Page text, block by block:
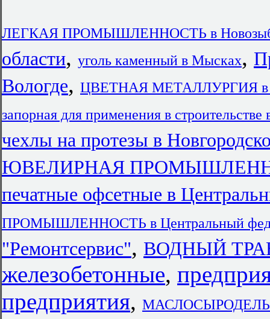
ЛЕГКАЯ ПРОМЫШЛЕННОСТЬ в
области, уголь каменный в Мысках,
Вологде, ЦВЕТНАЯ МЕТАЛЛУРГИЯ в
запорная для применения в
чехлы на протезы в
ЮВЕЛИРНАЯ
печатные офсетные в
ПРОМЫШЛЕННОСТЬ в Центральный
"Ремонтсервис", ВОДНЫЙ
железобетонные,
предприятия,